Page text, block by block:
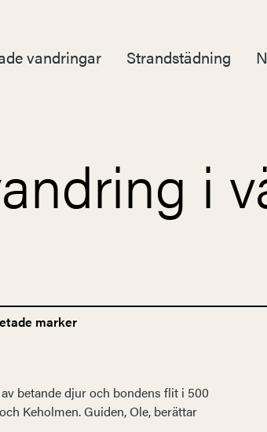
vandringar Strandstädning
i
marker
betande djur och bondens flit i 500
Keholmen. Guiden, Ole, berättar